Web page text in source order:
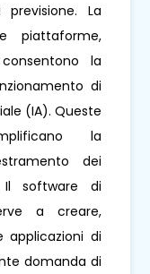
La
piattaforme,
la
di
(IA). Queste
la
dei
Il software di
a creare,
applicazioni di
domanda di